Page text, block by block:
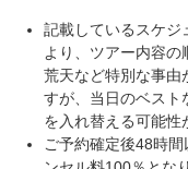
記載しているスケ
より、ツアー内容
荒天など特別な事由
すが、当日のベスト
を入れ替える可能性
ご予約確定後48時